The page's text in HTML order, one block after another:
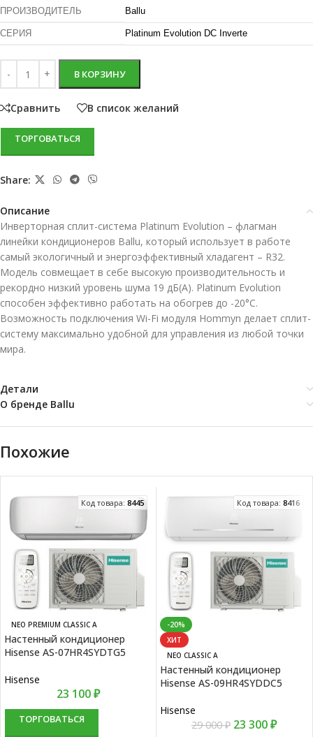
ПРОИЗВОДИТЕЛЬ Ballu
СЕРИЯ Platinum Evolution DC Inverte
В КОРЗИНУ
Сравнить В список желаний
ТОРГОВАТЬСЯ
Share:
Описание
Инверторная сплит-система Platinum Evolution – флагман
линейки кондиционеров Ballu, который использует в работе
самый экологичный и энергоэффективный хладагент – R32.
Модель совмещает в себе высокую производительность и
рекордно низкий уровень шума 19 дБ(А). Platinum Evolution
способен эффективно работать на обогрев до -20°С.
Возможность подключения Wi-Fi модуля Hommyn делает сплит-
систему максимально удобной для управления из любой точки
мира.
Детали
О бренде Ballu
Похожие
Код товара: 8445
NEO PREMIUM CLASSIC A
Настенный кондиционер
Hisense AS-07HR4SYDTG5
Hisense
23 100₽
ТОРГОВАТЬСЯ
Код товара: 8416
-20%
ХИТ
NEO CLASSIC A
Настенный кондиционер
Hisense AS-09HR4SYDDC5
Hisense
29 000₽ 23 300₽